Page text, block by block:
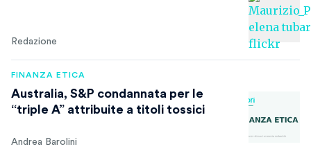
Redazione
FINANZA ETICA
Australia, S&P condannata per le
“triple A” attribuite a titoli tossici
Andrea Barolini